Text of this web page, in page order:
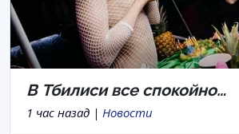
В Тбилиси все спокойно…
1 час назад | Новости